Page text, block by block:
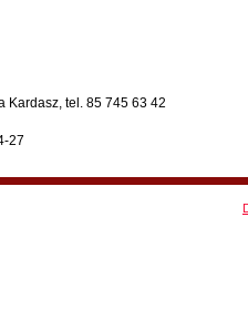
Kardasz, tel. 85 745 63 42
27